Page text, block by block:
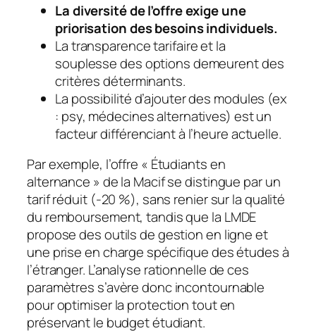
La diversité de l’offre exige une
priorisation des besoins individuels.
La transparence tarifaire et la
souplesse des options demeurent des
critères déterminants.
La possibilité d’ajouter des modules (ex
: psy, médecines alternatives) est un
facteur différenciant à l’heure actuelle.
Par exemple, l’offre « Étudiants en
alternance » de la Macif se distingue par un
tarif réduit (-20 %), sans renier sur la qualité
du remboursement, tandis que la LMDE
propose des outils de gestion en ligne et
une prise en charge spécifique des études à
l’étranger. L’analyse rationnelle de ces
paramètres s’avère donc incontournable
pour optimiser la protection tout en
préservant le budget étudiant.